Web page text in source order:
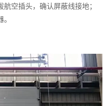
空插头，确认屏蔽线接地；